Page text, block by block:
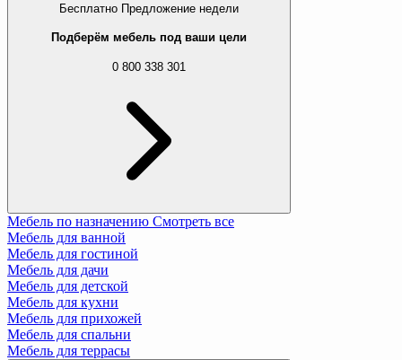
Бесплатно Предложение недели
Подберём мебель под ваши цели
0 800 338 301
Мебель по назначению Смотреть все
Мебель для ванной
Мебель для гостиной
Мебель для дачи
Мебель для детской
Мебель для кухни
Мебель для прихожей
Мебель для спальни
Мебель для террасы